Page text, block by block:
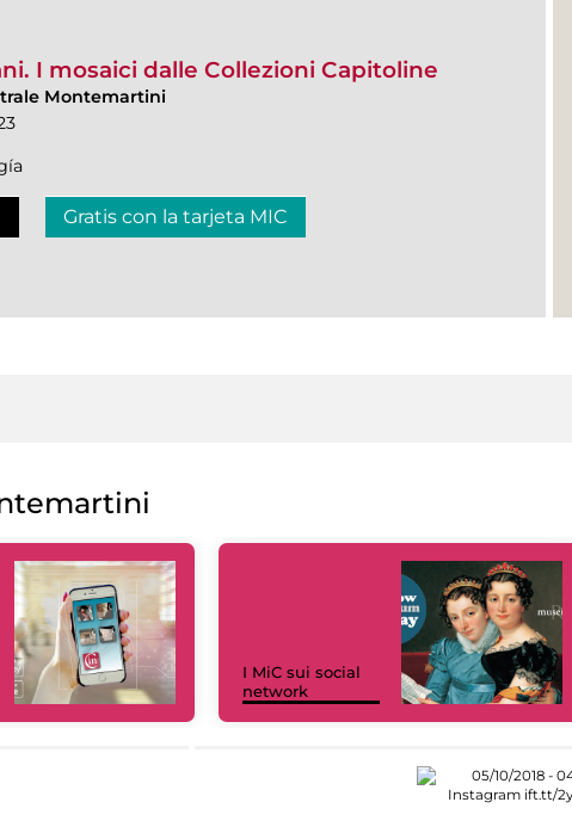
I mosaici dalle Collezioni Capitoline
Montemartini
Gratis con la tarjeta MIC
I MiC sui social
network